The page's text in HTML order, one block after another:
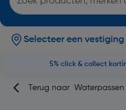
Selecteer een vestiging
5% click & collect
Terug naar Waterpassen